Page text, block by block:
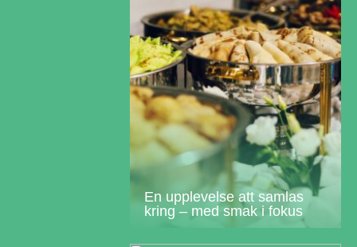
En upplevelse att samlas
kring – med smak i fokus